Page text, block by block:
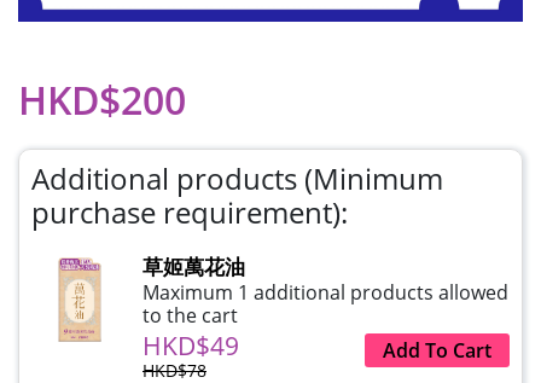
HKD$200
Additional products (Minimum
purchase requirement):
草姬萬花油
Maximum 1 additional products allowed
to the cart
HKD$49
HKD$78
Add To Cart